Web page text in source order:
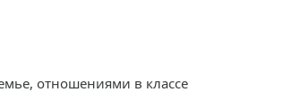
отношениями в классе